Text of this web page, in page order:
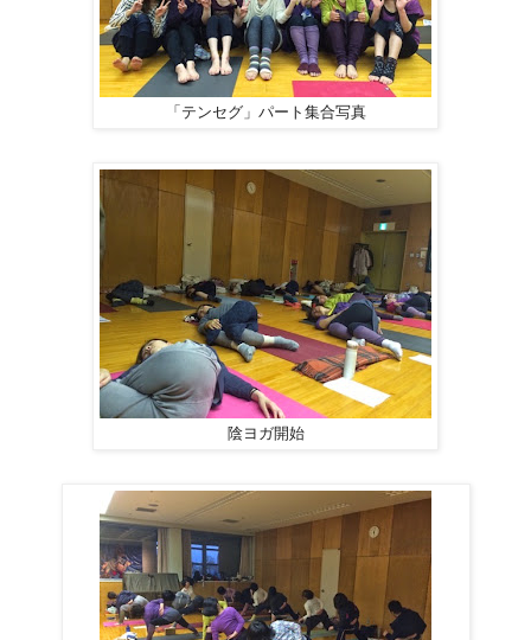
「テンセグ」パート集合写真
陰ヨガ開始